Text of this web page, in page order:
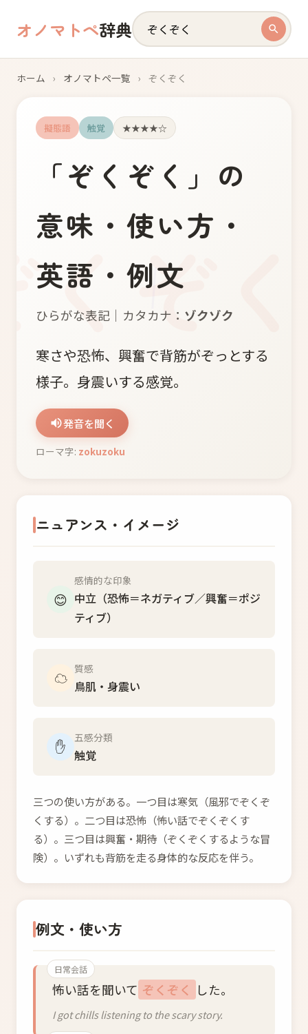
オノマトペ辞典
ホーム › オノマトペ一覧 › ぞくぞく
擬態語 触覚 ★★★★☆
「ぞ く ぞ く 」の
意味・使い方・
英語・例文
ひらがな表記｜カタカナ： ゾクゾク
寒さや恐怖、興奮で背筋がぞっとする
様子。身震いする感覚。
発音を聞く
ローマ字: zokuzoku
ニュアンス・イメージ
😊
感情的な印象
中立（恐怖＝ネガティブ／興奮＝ポジ
ティブ）
☁️ 質感
鳥肌・身震い
✋ 五感分類
触覚
三つの使い方がある。一つ目は寒気（風邪でぞくぞ
くする）。二つ目は恐怖（怖い話でぞくぞくす
る）。三つ目は興奮・期待（ぞくぞくするような冒
険）。いずれも背筋を走る身体的な反応を伴う。
例文・使い方
日常会話
怖い話を聞いて ぞくぞく した。
I got chills listening to the scary story.